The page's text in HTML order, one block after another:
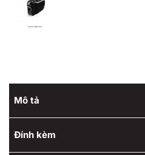
Mô tả
Đính kèm